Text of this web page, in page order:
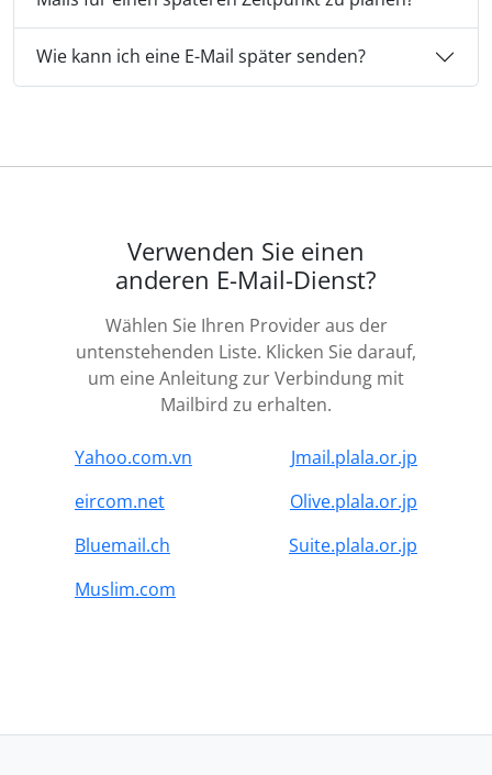
Wie kann ich eine E-Mail später senden?
Verwenden Sie einen
anderen E-Mail-Dienst?
Wählen Sie Ihren Provider aus der
untenstehenden Liste. Klicken Sie darauf,
um eine Anleitung zur Verbindung mit
Mailbird zu erhalten.
Yahoo.com.vn
Jmail.plala.or.jp
eircom.net
Olive.plala.or.jp
Bluemail.ch
Suite.plala.or.jp
Muslim.com